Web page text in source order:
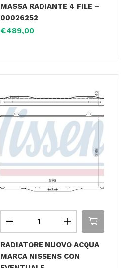
MASSA RADIANTE 4 FILE –
00026252
€489,00
RADIATORE NUOVO ACQUA
MARCA NISSENS CON